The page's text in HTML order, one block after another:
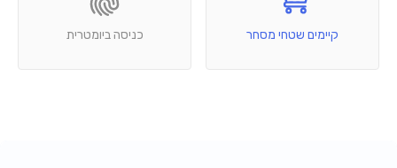
קיימים שטחי מסחר כניסה ביומטרית